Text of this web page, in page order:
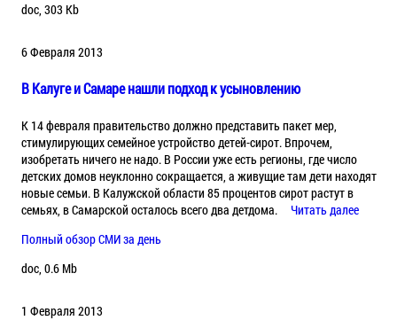
doc, 303 Kb
6 Февраля 2013
В Калуге и Самаре нашли подход к усыновлению
К 14 февраля правительство должно представить пакет мер,
стимулирующих семейное устройство детей-сирот. Впрочем,
изобретать ничего не надо. В России уже есть регионы, где число
детских домов неуклонно сокращается, а живущие там дети находят
новые семьи. В Калужской области 85 процентов сирот растут в
семьях, в Самарской осталось всего два детдома.
Читать далее
Полный обзор СМИ за день
doc, 0.6 Mb
1 Февраля 2013